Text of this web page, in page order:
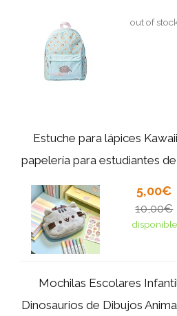
out of
Estuche para lápices
papelería para estudiantes
5,00€
10,00€
disponible
Mochilas Escolares
Dinosaurios de Dibujos